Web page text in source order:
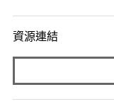
資源連結